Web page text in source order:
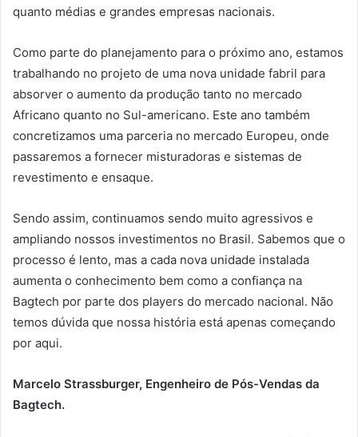
quanto médias e grandes empresas nacionais.
Como parte do planejamento para o próximo ano, estamos
trabalhando no projeto de uma nova unidade fabril para
absorver o aumento da produção tanto no mercado
Africano quanto no Sul-americano. Este ano também
concretizamos uma parceria no mercado Europeu, onde
passaremos a fornecer misturadoras e sistemas de
revestimento e ensaque.
Sendo assim, continuamos sendo muito agressivos e
ampliando nossos investimentos no Brasil. Sabemos que o
processo é lento, mas a cada nova unidade instalada
aumenta o conhecimento bem como a confiança na
Bagtech por parte dos players do mercado nacional. Não
temos dúvida que nossa história está apenas começando
por aqui.
Marcelo Strassburger, Engenheiro de Pós-Vendas da
Bagtech.